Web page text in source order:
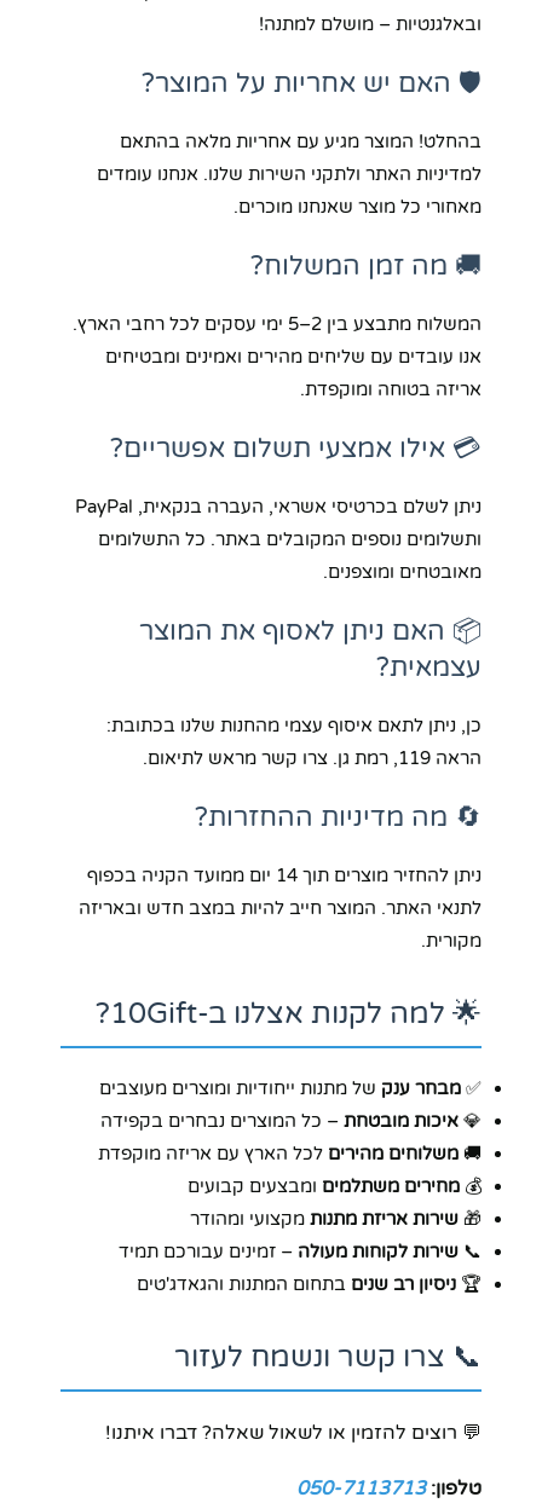
ובאלגנטיות – מושלם למתנה!
🛡️ האם יש אחריות על המוצר?
בהחלט! המוצר מגיע עם אחריות מלאה בהתאם
למדיניות האתר ולתקני השירות שלנו. אנחנו עומדים
מאחורי כל מוצר שאנחנו מוכרים.
🚚 מה זמן המשלוח?
המשלוח מתבצע בין 2–5 ימי עסקים לכל רחבי הארץ.
אנו עובדים עם שליחים מהירים ואמינים ומבטיחים
אריזה בטוחה ומוקפדת.
💳 אילו אמצעי תשלום אפשריים?
ניתן לשלם בכרטיסי אשראי, העברה בנקאית, PayPal
ותשלומים נוספים המקובלים באתר. כל התשלומים
מאובטחים ומוצפנים.
📦 האם ניתן לאסוף את המוצר
עצמאית?
כן, ניתן לתאם איסוף עצמי מהחנות שלנו בכתובת:
הראה 119, רמת גן. צרו קשר מראש לתיאום.
🔄 מה מדיניות ההחזרות?
ניתן להחזיר מוצרים תוך 14 יום ממועד הקניה בכפוף
לתנאי האתר. המוצר חייב להיות במצב חדש ובאריזה
מקורית.
🌟 למה לקנות אצלנו ב-10Gift?
✅ מבחר ענק של מתנות ייחודיות ומוצרים מעוצבים
💎 איכות מובטחת – כל המוצרים נבחרים בקפידה
🚚 משלוחים מהירים לכל הארץ עם אריזה מוקפדת
💰 מחירים משתלמים ומבצעים קבועים
🎁 שירות אריזת מתנות מקצועי ומהודר
📞 שירות לקוחות מעולה – זמינים עבורכם תמיד
🏆 ניסיון רב שנים בתחום המתנות והגאדג'טים
📞 צרו קשר ונשמח לעזור
💬 רוצים להזמין או לשאול שאלה? דברו איתנו!
טלפון: 050-7113713